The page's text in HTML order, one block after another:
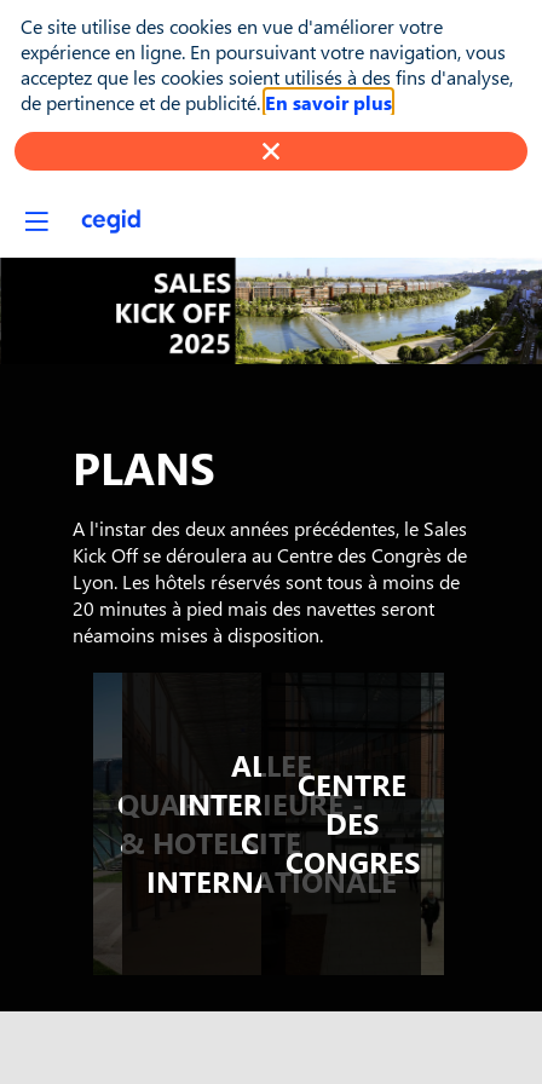
PLANS
A l'instar des deux années précédentes, le Sales
Kick Off se déroulera au Centre des Congrès de
Lyon. Les hôtels réservés sont tous à moins de
20 minutes à pied mais des navettes seront
néamoins mises à disposition.
QUARTIER
& HOTELS
ALLEE
INTERIEURE -
CITE
INTERNATIONALE
CENTRE
DES
CONGRES
Ce site utilise des cookies en vue d'améliorer votre
expérience en ligne. En poursuivant votre navigation, vous
acceptez que les cookies soient utilisés à des fins d'analyse,
de pertinence et de publicité. En savoir plus